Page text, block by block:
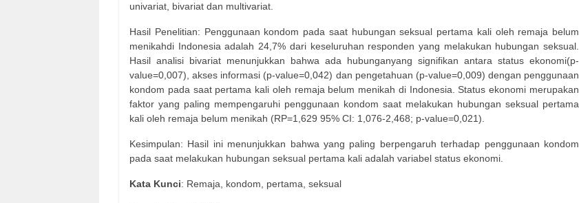
univariat, bivariat dan multivariat.
Hasil Penelitian: Penggunaan kondom pada saat hubungan seksual pertama kali oleh remaja belum
menikahdi Indonesia adalah 24,7% dari keseluruhan responden yang melakukan hubungan seksual.
Hasil analisi bivariat menunjukkan bahwa ada hubunganyang signifikan antara status ekonomi(p-
value=0,007), akses informasi (p-value=0,042) dan pengetahuan (p-value=0,009) dengan penggunaan
kondom pada saat pertama kali oleh remaja belum menikah di Indonesia. Status ekonomi merupakan
faktor yang paling mempengaruhi penggunaan kondom saat melakukan hubungan seksual pertama
kali oleh remaja belum menikah (RP=1,629 95% CI: 1,076-2,468; p-value=0,021).
Kesimpulan: Hasil ini menunjukkan bahwa yang paling berpengaruh terhadap penggunaan kondom
pada saat melakukan hubungan seksual pertama kali adalah variabel status ekonomi.
Kata Kunci: Remaja, kondom, pertama, seksual